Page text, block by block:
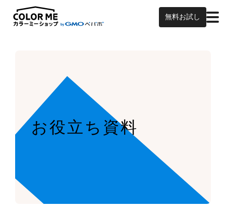
無料お試し
お役立ち資料